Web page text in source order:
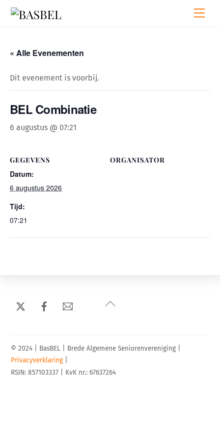
Skip
« Alle Evenementen
Dit evenement is voorbij.
BEL Combinatie
6 augustus @ 07:21
GEGEVENS
Datum:
6 augustus 2026
Tijd:
07:21
ORGANISATOR
Back
© 2024 | BasBEL | Brede Algemene Seniorenvereniging |
Privacyverklaring
RSIN: 857103337 | KvK nr.: 67637264